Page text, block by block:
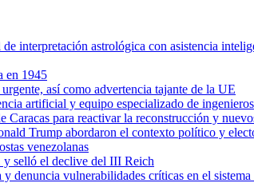
interpretación astrológica con asistencia
en 1945
así como advertencia tajante de la UE
artificial y equipo especializado de ingenieros
para reactivar la reconstrucción y
Trump abordaron el contexto político y
venezolanas
y selló el declive del III Reich
denuncia vulnerabilidades críticas en el